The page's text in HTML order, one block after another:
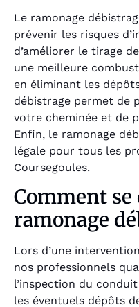
Le ramonage
prévenir les risques
d’améliorer le tirage
une meilleure
en éliminant les
débistrage permet de
votre cheminée et de
Enfin, le ramonage
légale pour tous les
Coursegoules.
Comment se
ramonage
Lors d’une
nos professionnels
l’inspection du
les éventuels dépôts